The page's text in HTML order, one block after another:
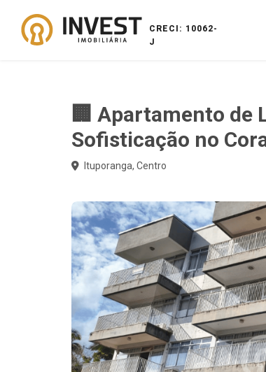
CRECI: 10062-
J
🏢 Apartamento de
Sofisticação no
Ituporanga, Centro